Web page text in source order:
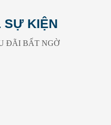
SỰ KIỆN